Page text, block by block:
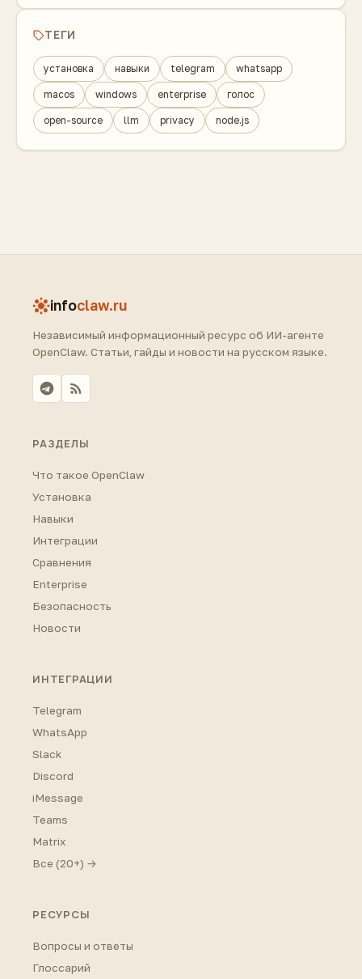
ТЕГИ
установка навыки telegram whatsapp
macos windows enterprise голос
open-source llm privacy node.js
infoclaw.ru
Независимый информационный ресурс об ИИ-агенте
OpenClaw. Статьи, гайды и новости на русском языке.
РАЗДЕЛЫ
Что такое OpenClaw
Установка
Навыки
Интеграции
Сравнения
Enterprise
Безопасность
Новости
ИНТЕГРАЦИИ
Telegram
WhatsApp
Slack
Discord
iMessage
Teams
Matrix
Все (20+) →
РЕСУРСЫ
Вопросы и ответы
Глоссарий